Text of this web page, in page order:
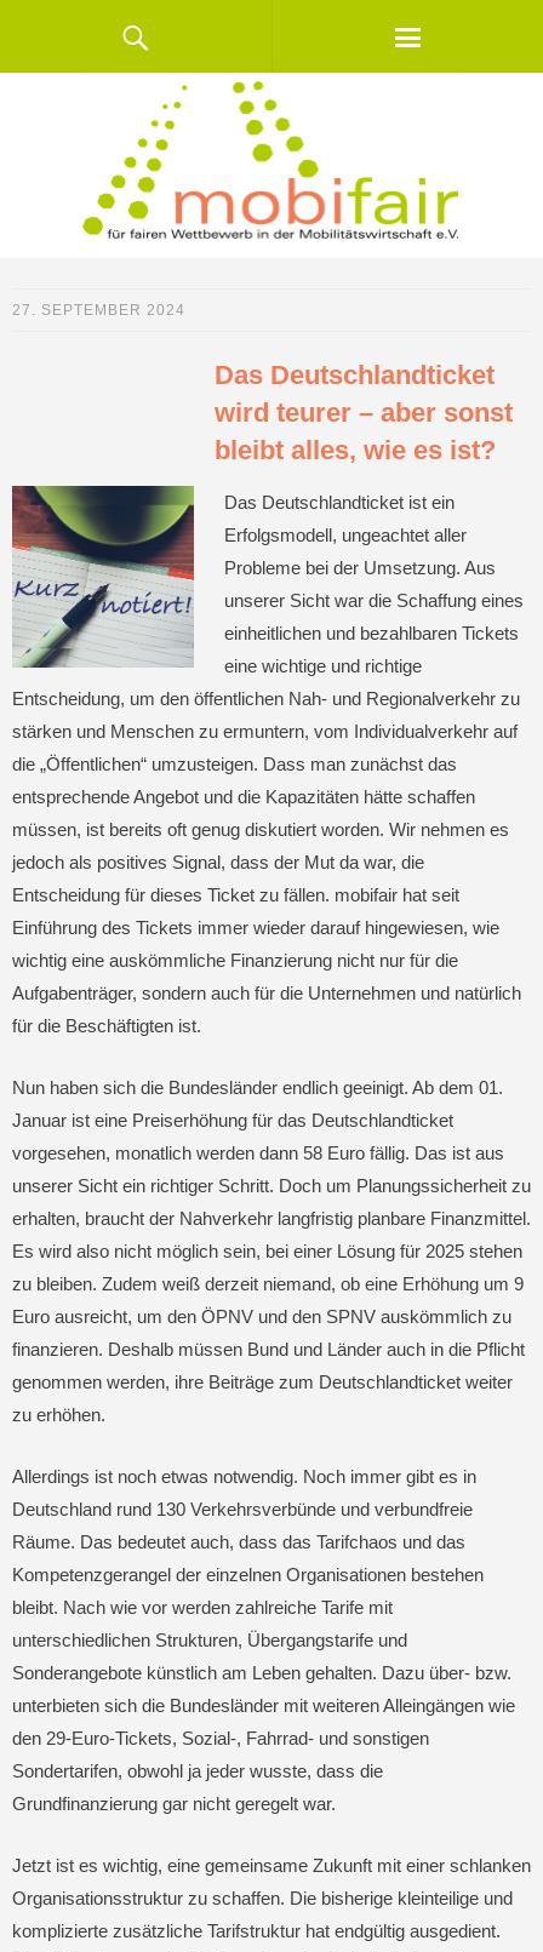
27. SEPTEMBER 2024
Das Deutschlandticket
wird teurer – aber sonst
bleibt alles, wie es ist?
Das Deutschlandticket ist ein
Erfolgsmodell, ungeachtet aller
Probleme bei der Umsetzung. Aus
unserer Sicht war die Schaffung eines
einheitlichen und bezahlbaren Tickets
eine wichtige und richtige
Entscheidung, um den öffentlichen Nah- und Regionalverkehr zu
stärken und Menschen zu ermuntern, vom Individualverkehr auf
die „Öffentlichen“ umzusteigen. Dass man zunächst das
entsprechende Angebot und die Kapazitäten hätte schaffen
müssen, ist bereits oft genug diskutiert worden. Wir nehmen es
jedoch als positives Signal, dass der Mut da war, die
Entscheidung für dieses Ticket zu fällen. mobifair hat seit
Einführung des Tickets immer wieder darauf hingewiesen, wie
wichtig eine auskömmliche Finanzierung nicht nur für die
Aufgabenträger, sondern auch für die Unternehmen und natürlich
für die Beschäftigten ist.
Nun haben sich die Bundesländer endlich geeinigt. Ab dem 01.
Januar ist eine Preiserhöhung für das Deutschlandticket
vorgesehen, monatlich werden dann 58 Euro fällig. Das ist aus
unserer Sicht ein richtiger Schritt. Doch um Planungssicherheit zu
erhalten, braucht der Nahverkehr langfristig planbare Finanzmittel.
Es wird also nicht möglich sein, bei einer Lösung für 2025 stehen
zu bleiben. Zudem weiß derzeit niemand, ob eine Erhöhung um 9
Euro ausreicht, um den ÖPNV und den SPNV auskömmlich zu
finanzieren. Deshalb müssen Bund und Länder auch in die Pflicht
genommen werden, ihre Beiträge zum Deutschlandticket weiter
zu erhöhen.
Allerdings ist noch etwas notwendig. Noch immer gibt es in
Deutschland rund 130 Verkehrsverbünde und verbundfreie
Räume. Das bedeutet auch, dass das Tarifchaos und das
Kompetenzgerangel der einzelnen Organisationen bestehen
bleibt. Nach wie vor werden zahlreiche Tarife mit
unterschiedlichen Strukturen, Übergangstarife und
Sonderangebote künstlich am Leben gehalten. Dazu über- bzw.
unterbieten sich die Bundesländer mit weiteren Alleingängen wie
den 29-Euro-Tickets, Sozial-, Fahrrad- und sonstigen
Sondertarifen, obwohl ja jeder wusste, dass die
Grundfinanzierung gar nicht geregelt war.
Jetzt ist es wichtig, eine gemeinsame Zukunft mit einer schlanken
Organisationsstruktur zu schaffen. Die bisherige kleinteilige und
komplizierte zusätzliche Tarifstruktur hat endgültig ausgedient.